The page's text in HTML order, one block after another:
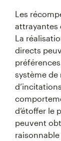
Les
attrayantes
La
directs
système de
d’étoffer le
peuvent